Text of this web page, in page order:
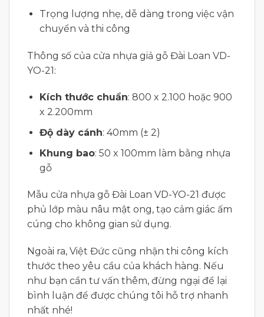
Trọng lượng nhẹ, dễ dàng trong việc vận
chuyển và thi công
Thông số của cửa nhựa giả gỗ Đài Loan VD-
YO-21:
Kích thước chuẩn: 800 x 2.100 hoặc 900
x 2.200mm
Độ dày cánh: 40mm (± 2)
Khung bao: 50 x 100mm làm bằng nhựa
gỗ
Mẫu cửa nhựa gỗ Đài Loan VD-YO-21 được
phủ lớp màu nâu mật ong, tạo cảm giác ấm
cúng cho không gian sử dụng.
Ngoài ra, Việt Đức cũng nhận thi công kích
thước theo yêu cầu của khách hàng. Nếu
như bạn cần tư vấn thêm, đừng ngại để lại
bình luận để được chúng tôi hỗ trợ nhanh
nhất nhé!